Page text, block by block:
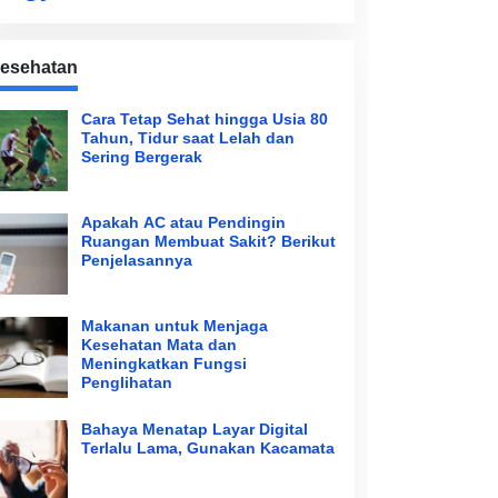
Cara Tetap Sehat hingga Usia 80
Tahun, Tidur saat Lelah dan
Sering Bergerak
Apakah AC atau Pendingin
Ruangan Membuat Sakit? Berikut
Penjelasannya
Makanan untuk Menjaga
Kesehatan Mata dan
Meningkatkan Fungsi
Penglihatan
Bahaya Menatap Layar Digital
Terlalu Lama, Gunakan Kacamata